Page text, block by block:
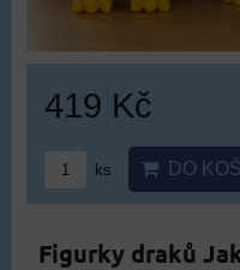
419 Kč
ks DO
Figurky draků